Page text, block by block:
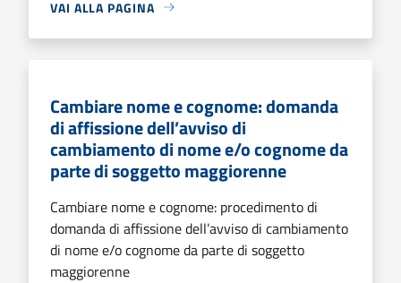
VAI ALLA PAGINA
Cambiare nome e cognome: domanda
di affissione dell’avviso di
cambiamento di nome e/o cognome da
parte di soggetto maggiorenne
Cambiare nome e cognome: procedimento di
domanda di affissione dell’avviso di cambiamento
di nome e/o cognome da parte di soggetto
maggiorenne